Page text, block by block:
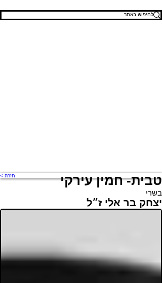
< חזרה טבית- חמין עירקי
בשרי
יצחק בר אלי ז״ל